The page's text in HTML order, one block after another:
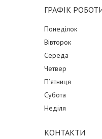
ГРАФІК
Понеділок
Вівторок
Середа
Четвер
Пʼятниця
Субота
Неділя
КОНТАКТИ